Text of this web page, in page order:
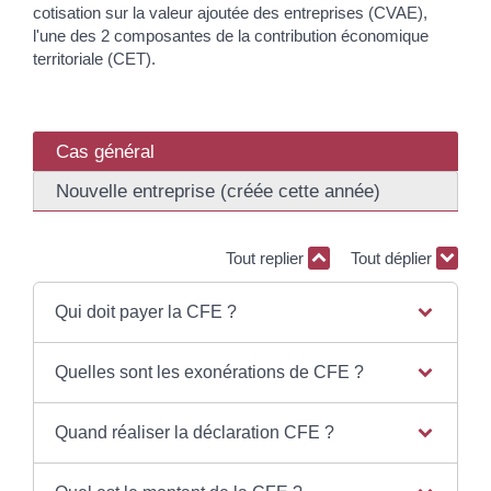
cotisation sur la valeur ajoutée des entreprises (CVAE),
l'une des 2 composantes de la contribution économique
territoriale (CET).
Cas général
Nouvelle entreprise (créée cette année)
Tout replier Tout déplier
Qui doit payer la CFE ?
Quelles sont les exonérations de CFE ?
Quand réaliser la déclaration CFE ?